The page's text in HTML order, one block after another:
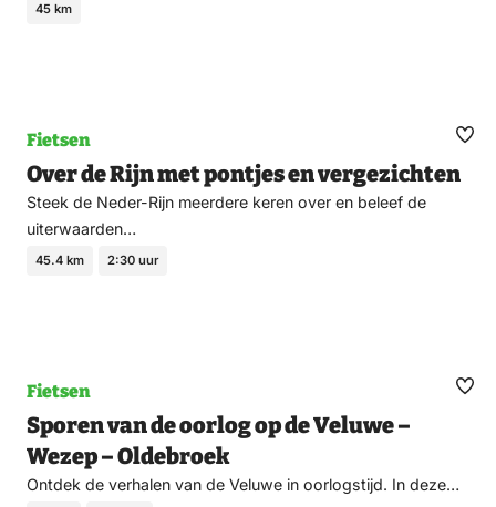
45 km
Fietsen
Over de Rijn met pontjes en vergezichten
Steek de Neder-Rijn meerdere keren over en beleef de
uiterwaarden…
45.4 km 2:30 uur
Fietsen
Sporen van de oorlog op de Veluwe –
Wezep – Oldebroek
Ontdek de verhalen van de Veluwe in oorlogstijd. In deze…